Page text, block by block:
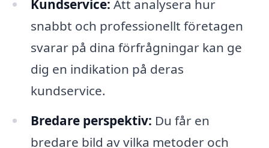
Kundservice: Att analysera hur
snabbt och professionellt företagen
svarar på dina förfrågningar kan ge
dig en indikation på deras
kundservice.
Bredare perspektiv: Du får en
bredare bild av vilka metoder och